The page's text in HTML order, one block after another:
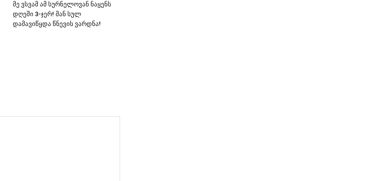
მე ვსვამ ამ სურნელოვან ნაყენს
დღეში 3-ჯერ! მან სულ
დამავიწყდა წნევის ვარდნა!